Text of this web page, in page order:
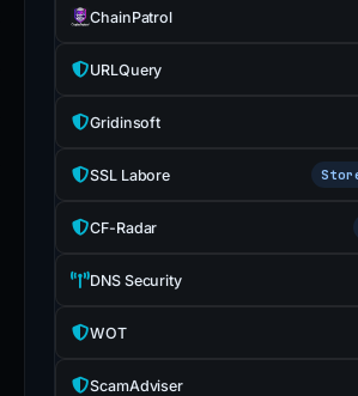
ChainPatrol
URLQuery
Gridinsoft
SSL Labore
CF-Radar
DNS Security
WOT
ScamAdviser